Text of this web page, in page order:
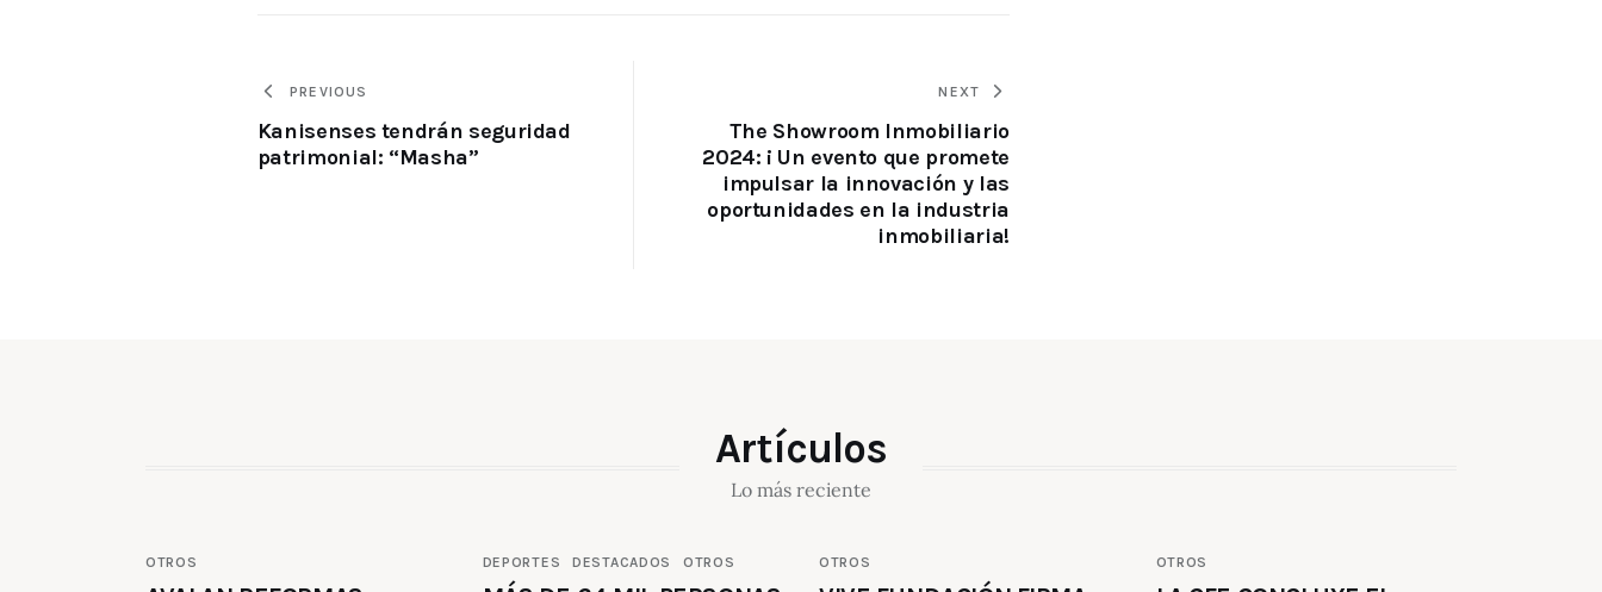
PREVIOUS
Kanisenses tendrán seguridad
patrimonial: “Masha”
NEXT
The Showroom Inmobiliario
2024: ¡ Un evento que promete
impulsar la innovación y las
oportunidades en la industria
inmobiliaria!
Artículos
Lo más reciente
OTROS DEPORTES DESTACADOS OTROS OTROS OTROS